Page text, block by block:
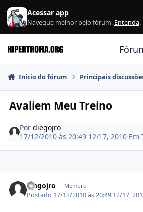
Ir para conteúdo
Acessar app
Navegue melhor pelo fórum. Entenda.
Início do fórum Principais
Avaliem Meu Treino
Pordiegojro
17/12/2010 às 20:49 12/17, 2010 Em
diegojro Membro
Postado 17/12/2010 às 20:49 12/17,